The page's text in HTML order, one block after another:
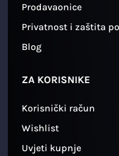
Prodavaonice
Privatnost i zaštita
Blog
ZA KORISNIKE
Korisnički račun
Wishlist
Uvjeti kupnje